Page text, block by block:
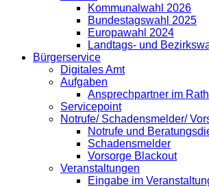
Kommunalwahl 2026
Bundestagswahl 2025
Europawahl 2024
Landtags- und
Bürgerservice
Digitales Amt
Aufgaben
Ansprechpartner im
Servicepoint
Notrufe/ Schadensmelder/
Notrufe und
Schadensmelder
Vorsorge Blackout
Veranstaltungen
Eingabe im